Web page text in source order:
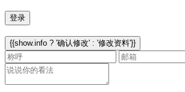
登录
{{show.info ? '确认修改' : '修改资料'}}